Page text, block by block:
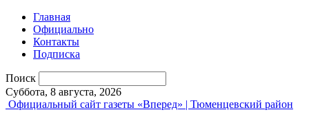
Главная
Официально
Контакты
Подписка
Поиск
Суббота, 8 августа, 2026
Официальный сайт газеты «Вперед» | Тюменцевский район